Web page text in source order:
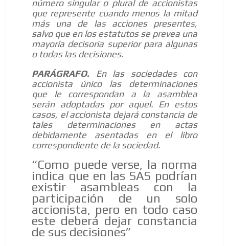
número singular o plural de accionistas
que represente cuando menos la mitad
más una de las acciones presentes,
salvo que en los estatutos se prevea una
mayoría decisoria superior para algunas
o todas las decisiones.
PARÁGRAFO. En las sociedades con
accionista único las determinaciones
que le correspondan a la asamblea
serán adoptadas por aquel. En estos
casos, el accionista dejará constancia de
tales determinaciones en actas
debidamente asentadas en el libro
correspondiente de la sociedad.
“Como puede verse, la norma
indica que en las SAS podrían
existir asambleas con la
participación de un solo
accionista, pero en todo caso
este deberá dejar constancia
de sus decisiones”